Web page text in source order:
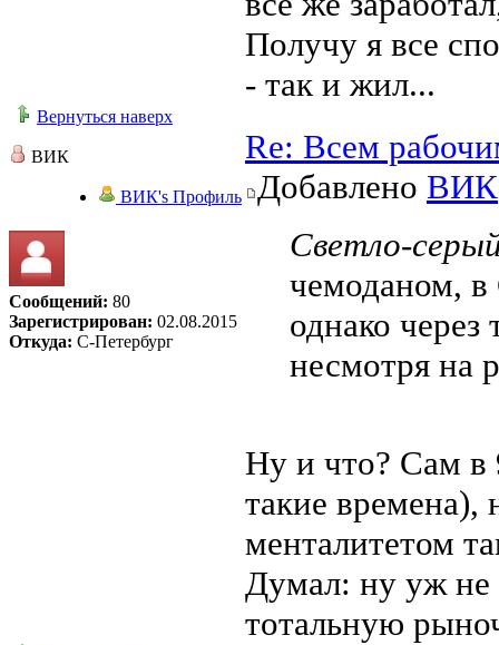
Получу я все
- так и жил...
Вернуться наверх
ВИК
ВИК's Профиль
Сообщений: 80
Зарегистрирован: 02.08.2015
Откуда: С-Петербург
Re: Всем
Добавлено ВИК
Светло-
чемоданом, в
однако через
несмотря на
Ну и что? Сам в
такие времена),
менталитетом
Думал: ну уж не
тотальную